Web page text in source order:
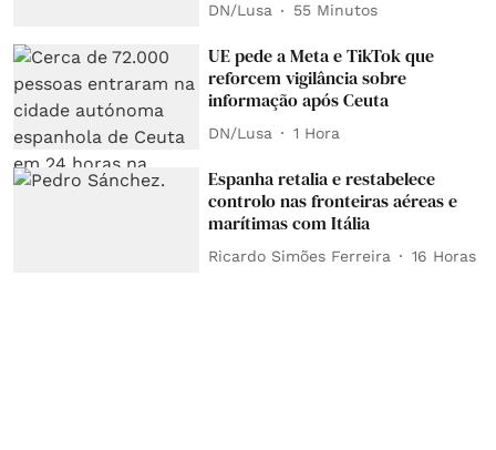
DN/Lusa 55 Minutos
UE pede a Meta e TikTok que
reforcem vigilância sobre
informação após Ceuta
DN/Lusa 1 Hora
Espanha retalia e restabelece
controlo nas fronteiras aéreas e
marítimas com Itália
Ricardo Simões Ferreira 16 Horas